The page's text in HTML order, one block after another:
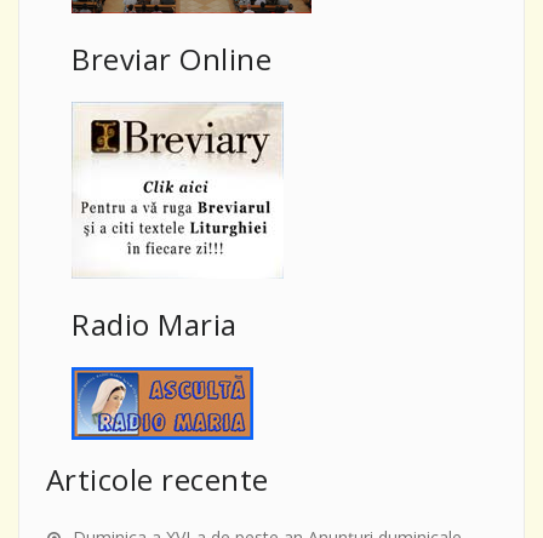
Breviar Online
Radio Maria
Articole recente